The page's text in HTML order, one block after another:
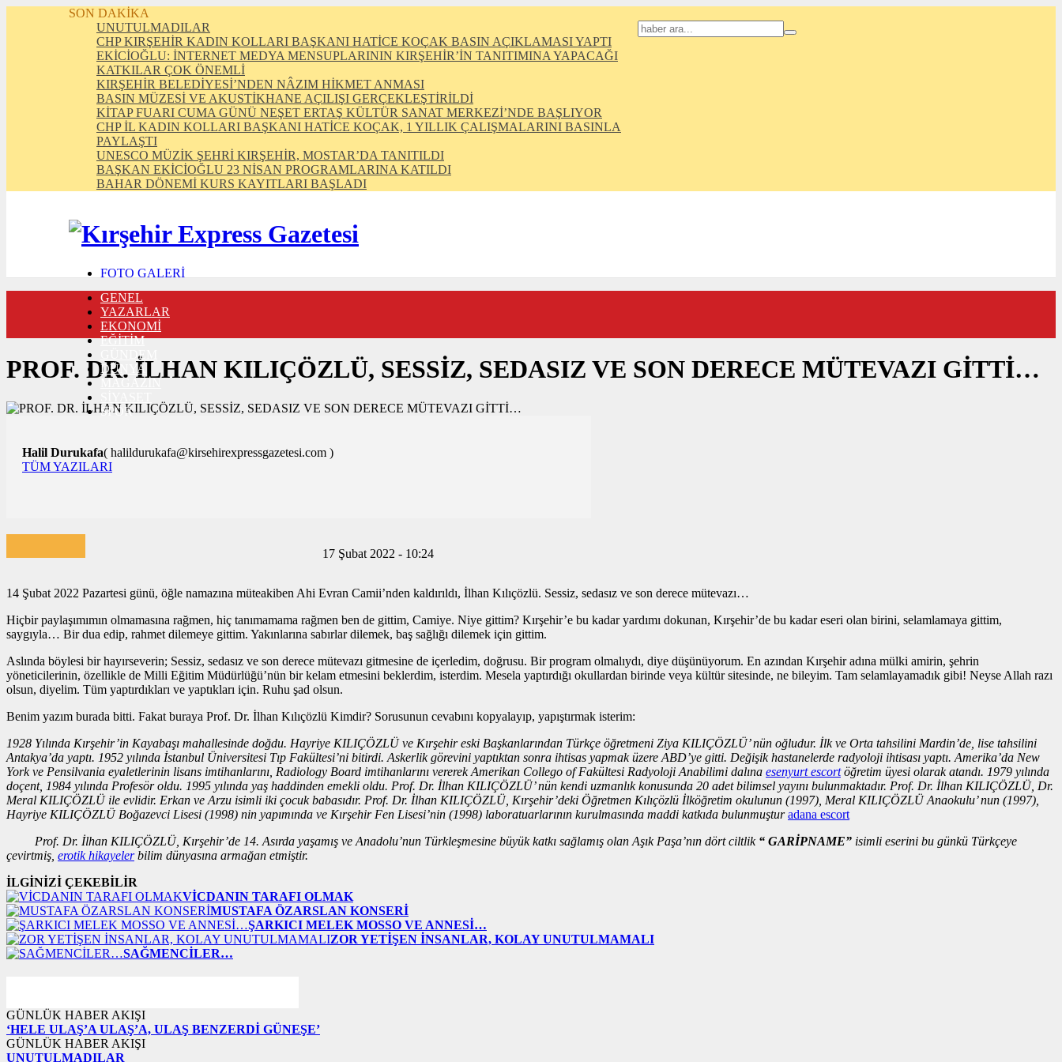
SON DAKİKA
UNUTULMADILAR
CHP KIRŞEHİR KADIN KOLLARI BAŞKANI HATİCE KOÇAK BASIN AÇIKLAMASI YAPTI
EKİCİOĞLU: İNTERNET MEDYA MENSUPLARININ KIRŞEHİR’İN TANITIMINA YAPACAĞI
KATKILAR ÇOK ÖNEMLİ
KIRŞEHİR BELEDİYESİ’NDEN NÂZIM HİKMET ANMASI
BASIN MÜZESİ VE AKUSTİKHANE AÇILIŞI GERÇEKLEŞTİRİLDİ
KİTAP FUARI CUMA GÜNÜ NEŞET ERTAŞ KÜLTÜR SANAT MERKEZİ’NDE BAŞLIYOR
CHP İL KADIN KOLLARI BAŞKANI HATİCE KOÇAK, 1 YILLIK ÇALIŞMALARINI BASINLA
PAYLAŞTI
UNESCO MÜZİK ŞEHRİ KIRŞEHİR, MOSTAR’DA TANITILDI
BAŞKAN EKİCİOĞLU 23 NİSAN PROGRAMLARINA KATILDI
BAHAR DÖNEMİ KURS KAYITLARI BAŞLADI
FOTO GALERİ
TRAFİK DURUMU
NÖBETÇİ ECZANELER
CANLI SONUÇLAR
BURÇLAR
İLETİŞİM
GENEL
YAZARLAR
EKONOMİ
EĞİTİM
GÜNDEM
DÜNYA
SPOR
PROF. DR. İLHAN KILIÇÖZLÜ, SESSİZ, SEDASIZ VE SON DERECE MÜTEVAZI GİTTİ…
Halil Durukafa( halildurukafa@kirsehirexpressgazetesi.com )
TÜM YAZILARI
17 Şubat 2022 - 10:24
14 Şubat 2022 Pazartesi günü, öğle namazına müteakiben Ahi Evran Camii’nden kaldırıldı, İlhan Kılıçözlü. Sessiz, sedasız ve son derece mütevazı…
Hiçbir paylaşımımın olmamasına rağmen, hiç tanımamama rağmen ben de gittim, Camiye. Niye gittim? Kırşehir’e bu kadar yardımı dokunan, Kırşehir’de bu kadar eseri olan birini, selamlamaya gittim,
saygıyla… Bir dua edip, rahmet dilemeye gittim. Yakınlarına sabırlar dilemek, baş sağlığı dilemek için gittim.
Aslında böylesi bir hayırseverin; Sessiz, sedasız ve son derece mütevazı gitmesine de içerledim, doğrusu. Bir program olmalıydı, diye düşünüyorum. En azından Kırşehir adına mülki amirin, şehrin
yöneticilerinin, özellikle de Milli Eğitim Müdürlüğü’nün bir kelam etmesini beklerdim, isterdim. Mesela yaptırdığı okullardan birinde veya kültür sitesinde, ne bileyim. Tam selamlayamadık gibi! Neyse Allah razı
olsun, diyelim. Tüm yaptırdıkları ve yaptıkları için. Ruhu şad olsun.
Benim yazım burada bitti. Fakat buraya Prof. Dr. İlhan Kılıçözlü Kimdir? Sorusunun cevabını kopyalayıp, yapıştırmak isterim:
1928 Yılında Kırşehir’in Kayabaşı mahallesinde doğdu. Hayriye KILIÇÖZLÜ ve Kırşehir eski Başkanlarından Türkçe öğretmeni Ziya KILIÇÖZLÜ’ nün oğludur. İlk ve Orta tahsilini Mardin’de, lise tahsilini
Antakya’da yaptı. 1952 yılında İstanbul Üniversitesi Tıp Fakültesi’ni bitirdi. Askerlik görevini yaptıktan sonra ihtisas yapmak üzere ABD’ye gitti. Değişik hastanelerde radyoloji ihtisası yaptı. Amerika’da New
York ve Pensilvania eyaletlerinin lisans imtihanlarını, Radiology Board imtihanlarını vererek Amerikan Collego of Fakültesi Radyoloji Anabilimi dalına esenyurt escortöğretim üyesi olarak atandı. 1979 yılında
doçent, 1984 yılında Profesör oldu. 1995 yılında yaş haddinden emekli oldu. Prof. Dr. İlhan KILIÇÖZLÜ’ nün kendi uzmanlık konusunda 20 adet bilimsel yayını bulunmaktadır. Prof. Dr. İlhan KILIÇÖZLÜ, Dr.
Meral KILIÇÖZLÜ ile evlidir. Erkan ve Arzu isimli iki çocuk babasıdır. Prof. Dr. İlhan KILIÇÖZLÜ, Kırşehir’deki Öğretmen Kılıçözlü İlköğretim okulunun (1997), Meral KILIÇÖZLÜ Anaokulu’ nun (1997),
Hayriye KILIÇÖZLÜ Boğazevci Lisesi (1998) nin yapımında ve Kırşehir Fen Lisesi’nin (1998) laboratuarlarının kurulmasında maddi katkıda bulunmuştur adana escort
Prof. Dr. İlhan KILIÇÖZLÜ, Kırşehir’de 14. Asırda yaşamış ve Anadolu’nun Türkleşmesine büyük katkı sağlamış olan Aşık Paşa’nın dört ciltlik “ GARİPNAME” isimli eserini bu günkü Türkçeye
çevirtmiş, erotik hikayelerbilim dünyasına armağan etmiştir.
İLGİNİZİ ÇEKEBİLİR
VİCDANIN TARAFI OLMAK
MUSTAFA ÖZARSLAN KONSERİ
ŞARKICI MELEK MOSSO VE ANNESİ…
ZOR YETİŞEN İNSANLAR, KOLAY UNUTULMAMALI
SAĞMENCİLER…
GÜNLÜK HABER AKIŞI
‘HELE ULAŞ’A ULAŞ’A, ULAŞ BENZERDİ GÜNEŞE’
GÜNLÜK HABER AKIŞI
UNUTULMADILAR